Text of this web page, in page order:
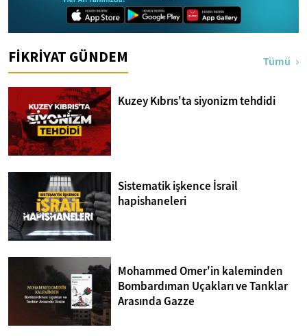
FİKRİYAT GÜNDEM Tümü
Kuzey Kıbrıs'ta siyonizm tehdidi
Sistematik işkence İsrail
hapishaneleri
Mohammed Omer'in kaleminden
Bombardıman Uçakları ve Tanklar
Arasında Gazze